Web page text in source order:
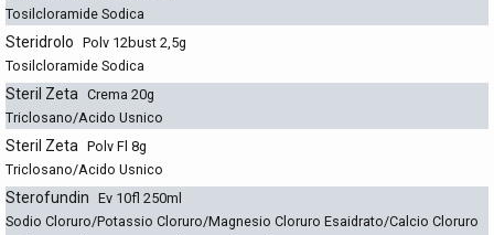
Tosilcloramide Sodica
Steridrolo Polv 12bust 2,5g
Tosilcloramide Sodica
Steril Zeta Crema 20g
Triclosano/Acido Usnico
Steril Zeta Polv Fl 8g
Triclosano/Acido Usnico
Sterofundin Ev 10fl 250ml
Sodio Cloruro/Potassio Cloruro/Magnesio Cloruro Esaidrato/Calcio Cloruro